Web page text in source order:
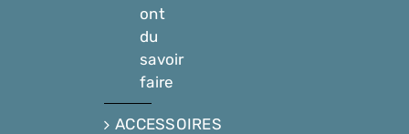
ont
du
savoir
faire
ACCESSOIRES